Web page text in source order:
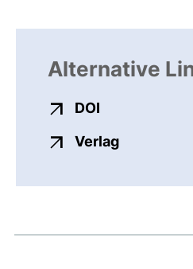
Alternative
DOI
Verlagexterner